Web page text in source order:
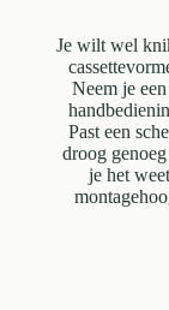
Je wilt wel
Neem je
Past een
droog
je het